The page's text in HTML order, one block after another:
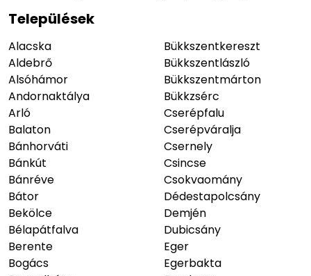
Települések
Alacska
Aldebrő
Alsóhámor
Andornaktálya
Arló
Balaton
Bánhorváti
Bánkút
Bánréve
Bátor
Bekölce
Bélapátfalva
Berente
Bogács
Bükkszentkereszt
Bükkszentlászló
Bükkszentmárton
Bükkzsérc
Cserépfalu
Cserépváralja
Csernely
Csincse
Csokvaomány
Dédestapolcsány
Demjén
Dubicsány
Eger
Egerbakta